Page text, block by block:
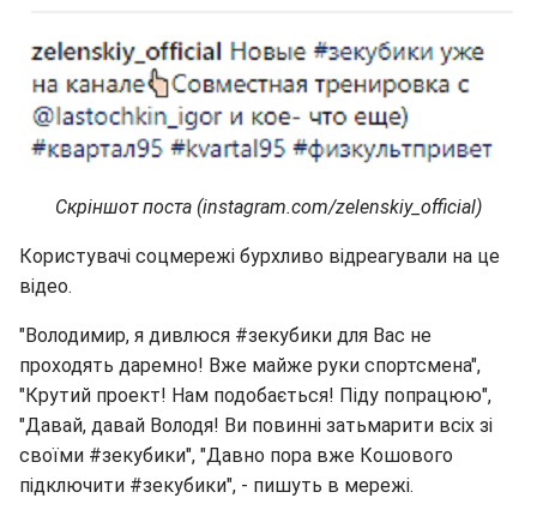
Скріншот поста (instagram.com/zelenskiy_official)
Користувачі соцмережі бурхливо відреагували на це
відео.
"Володимир, я дивлюся #зекубики для Вас не
проходять даремно! Вже майже руки спортсмена",
"Крутий проект! Нам подобається! Піду попрацюю",
"Давай, давай Володя! Ви повинні затьмарити всіх зі
своїми #зекубики", "Давно пора вже Кошового
підключити #зекубики", - пишуть в мережі.